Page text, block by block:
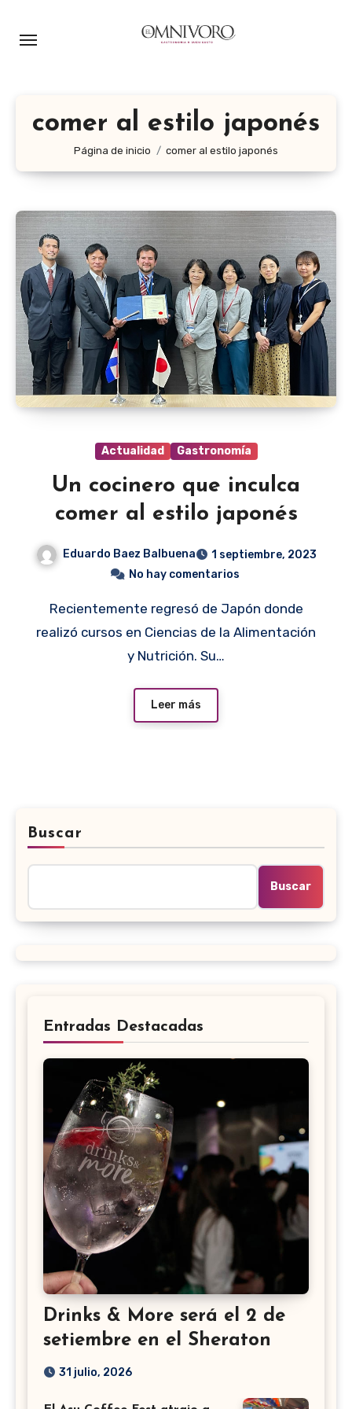
comer al estilo japonés
Página de inicio comer al estilo japonés
Actualidad Gastronomía
Un cocinero que inculca
comer al estilo japonés
Eduardo Baez Balbuena
1 septiembre, 2023
No hay comentarios
Recientemente regresó de Japón donde
realizó cursos en Ciencias de la Alimentación
y Nutrición. Su…
Leer más
Buscar
Buscar
Entradas Destacadas
Drinks & More será el 2 de
setiembre en el Sheraton
31 julio, 2026